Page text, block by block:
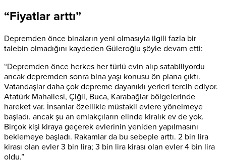
“Fiyatlar arttı”
Depremden önce binaların yeni olmasıyla ilgili fazla bir
talebin olmadığını kaydeden Güleroğlu şöyle devam etti:
“Depremden önce herkes her türlü evin alıp satabiliyordu
ancak depremden sonra bina yaşı konusu ön plana çıktı.
Vatandaşlar daha çok depreme dayanıklı yerleri tercih ediyor.
Atatürk Mahallesi, Çiğli, Buca, Karabağlar bölgelerinde
hareket var. İnsanlar özellikle müstakil evlere yönelmeye
başladı. ancak şu an emlakçıların elinde kiralık ev de yok.
Birçok kişi kiraya geçerek evlerinin yeniden yapılmasını
beklemeye başladı. Rakamlar da bu sebeple arttı. 2 bin lira
kirası olan evler 3 bin lira; 3 bin lira kirası olan evler 4 bin lira
oldu.”